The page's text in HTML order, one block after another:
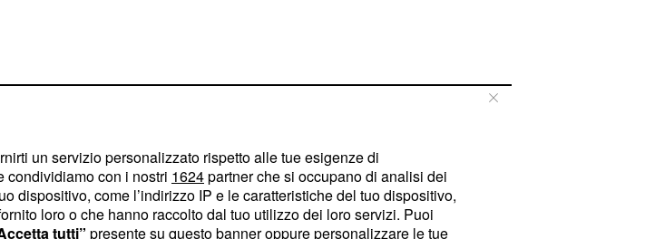
un servizio personalizzato rispetto alle tue esigenze di
condividiamo con i nostri 1624partner che si occupano di analisi dei
dispositivo, come l’indirizzo IP e le caratteristiche del tuo dispositivo,
loro o che hanno raccolto dal tuo utilizzo dei loro servizi. Puoi
tutti” presente su questo banner oppure personalizzare le tue